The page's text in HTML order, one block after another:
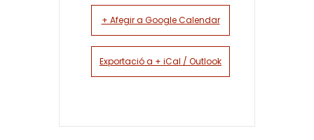
+ Afegir a Google Calendar
Exportació a + iCal / Outlook